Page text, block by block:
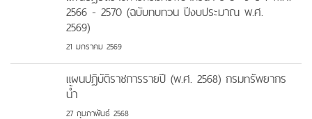
2566 - 2570 (ฉบับทบทวน ปีงบประมาณ พ.ศ.
2569)
21 มกราคม 2569
แผนปฏิบัติราชการรายปี (พ.ศ. 2568) กรมทรัพยากร
น้ำ
27 กุมภาพันธ์ 2568